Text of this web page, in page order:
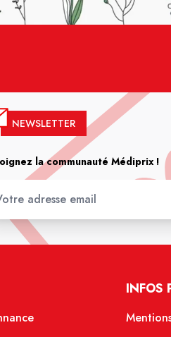
NEWSLETTER
la communauté Médiprix !
INFOS